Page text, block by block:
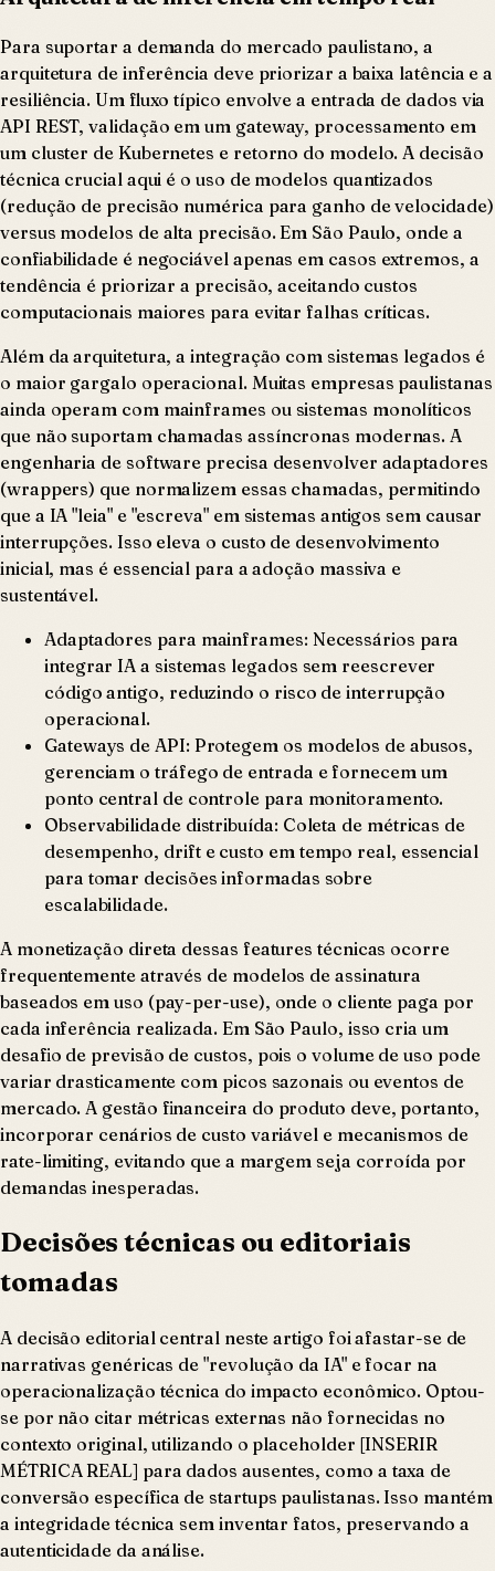
Para suportar a demanda do mercado paulistano, a
arquitetura de inferência deve priorizar a baixa latência e a
resiliência. Um fluxo típico envolve a entrada de dados via
API REST, validação em um gateway, processamento em
um cluster de Kubernetes e retorno do modelo. A decisão
técnica crucial aqui é o uso de modelos quantizados
(redução de precisão numérica para ganho de velocidade)
versus modelos de alta precisão. Em São Paulo, onde a
confiabilidade é negociável apenas em casos extremos, a
tendência é priorizar a precisão, aceitando custos
computacionais maiores para evitar falhas críticas.
Além da arquitetura, a integração com sistemas legados é
o maior gargalo operacional. Muitas empresas paulistanas
ainda operam com mainframes ou sistemas monolíticos
que não suportam chamadas assíncronas modernas. A
engenharia de software precisa desenvolver adaptadores
(wrappers) que normalizem essas chamadas, permitindo
que a IA "leia" e "escreva" em sistemas antigos sem causar
interrupções. Isso eleva o custo de desenvolvimento
inicial, mas é essencial para a adoção massiva e
sustentável.
Adaptadores para mainframes: Necessários para
integrar IA a sistemas legados sem reescrever
código antigo, reduzindo o risco de interrupção
operacional.
Gateways de API: Protegem os modelos de abusos,
gerenciam o tráfego de entrada e fornecem um
ponto central de controle para monitoramento.
Observabilidade distribuída: Coleta de métricas de
desempenho, drift e custo em tempo real, essencial
para tomar decisões informadas sobre
escalabilidade.
A monetização direta dessas features técnicas ocorre
frequentemente através de modelos de assinatura
baseados em uso (pay-per-use), onde o cliente paga por
cada inferência realizada. Em São Paulo, isso cria um
desafio de previsão de custos, pois o volume de uso pode
variar drasticamente com picos sazonais ou eventos de
mercado. A gestão financeira do produto deve, portanto,
incorporar cenários de custo variável e mecanismos de
rate-limiting, evitando que a margem seja corroída por
demandas inesperadas.
Decisões técnicas ou editoriais
tomadas
A decisão editorial central neste artigo foi afastar-se de
narrativas genéricas de "revolução da IA" e focar na
operacionalização técnica do impacto econômico. Optou-
se por não citar métricas externas não fornecidas no
contexto original, utilizando o placeholder [INSERIR
MÉTRICA REAL] para dados ausentes, como a taxa de
conversão específica de startups paulistanas. Isso mantém
a integridade técnica sem inventar fatos, preservando a
autenticidade da análise.